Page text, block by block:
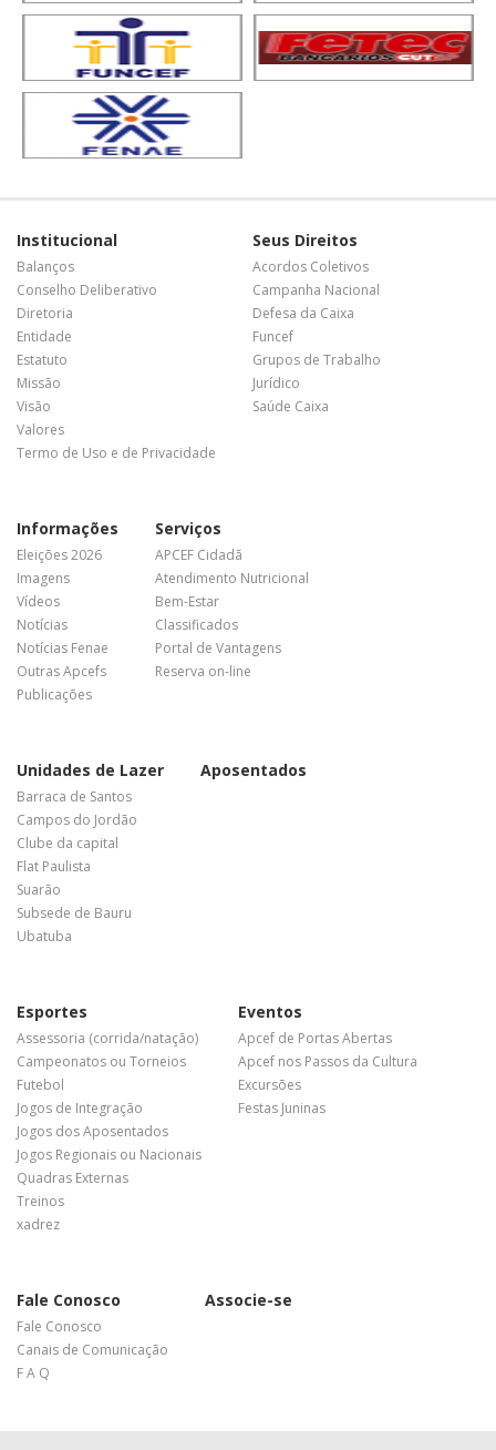
Institucional
Balanços
Conselho Deliberativo
Diretoria
Entidade
Estatuto
Missão
Visão
Valores
Termo de Uso e de Privacidade
Seus Direitos
Acordos Coletivos
Campanha Nacional
Defesa da Caixa
Funcef
Grupos de Trabalho
Jurídico
Saúde Caixa
Informações
Eleições 2026
Imagens
Vídeos
Notícias
Notícias Fenae
Outras Apcefs
Publicações
Serviços
APCEF Cidadã
Atendimento Nutricional
Bem-Estar
Classificados
Portal de Vantagens
Reserva on-line
Unidades de Lazer
Barraca de Santos
Campos do Jordão
Clube da capital
Flat Paulista
Suarão
Subsede de Bauru
Ubatuba
Aposentados
Esportes
Assessoria (corrida/natação)
Campeonatos ou Torneios
Futebol
Jogos de Integração
Jogos dos Aposentados
Jogos Regionais ou Nacionais
Quadras Externas
Treinos
xadrez
Eventos
Apcef de Portas Abertas
Apcef nos Passos da Cultura
Excursões
Festas Juninas
Fale Conosco
Fale Conosco
Canais de Comunicação
F A Q
Associe-se